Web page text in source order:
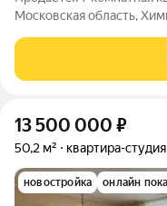
Московская область,
дома. Общая площадь
16 кв. м, с/у
13 500 000 ₽
50,2 м² квартира-студия
новостройка онлайн